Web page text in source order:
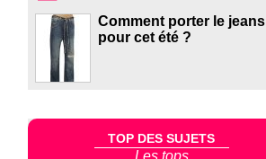
Comment porter le jeans
pour cet été ?
TOP DES SUJETS
Les tops